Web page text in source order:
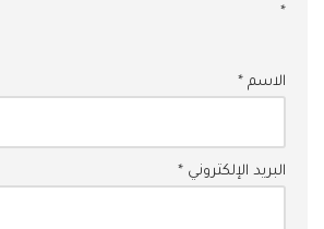
*
الاسم *
البريد الإلكتروني *